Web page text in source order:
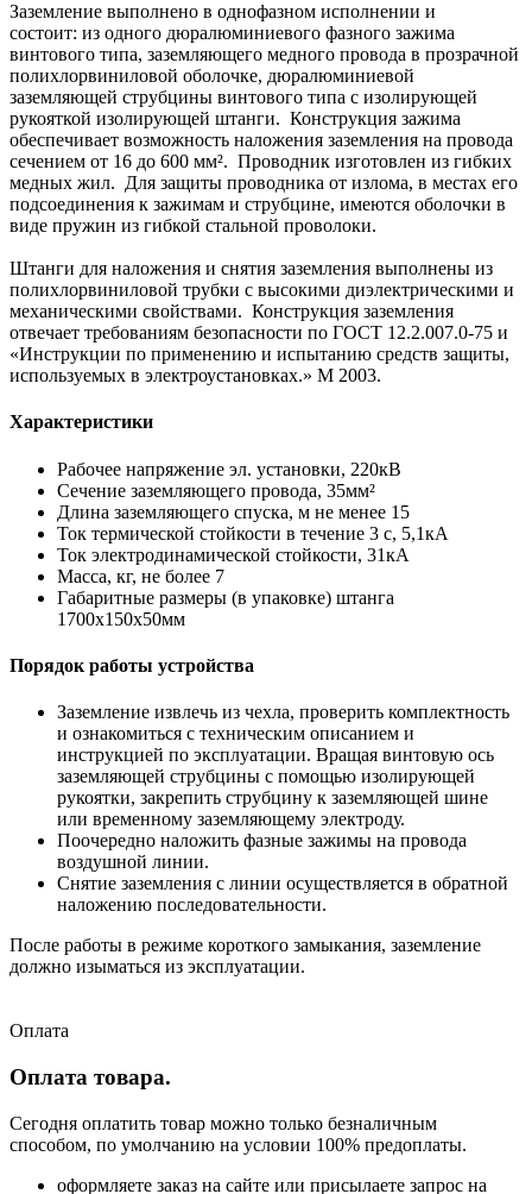
Заземление выполнено в однофазном исполнении и
состоит: из одного дюралюминиевого фазного зажима
винтового типа, заземляющего медного провода в прозрачной
полихлорвиниловой оболочке, дюралюминиевой
заземляющей струбцины винтового типа с изолирующей
рукояткой изолирующей штанги. Конструкция зажима
обеспечивает возможность наложения заземления на провода
сечением от 16 до 600 мм². Проводник изготовлен из гибких
медных жил. Для защиты проводника от излома, в местах его
подсоединения к зажимам и струбцине, имеются оболочки в
виде пружин из гибкой стальной проволоки.
Штанги для наложения и снятия заземления выполнены из
полихлорвиниловой трубки с высокими диэлектрическими и
механическими свойствами. Конструкция заземления
отвечает требованиям безопасности по ГОСТ 12.2.007.0-75 и
«Инструкции по применению и испытанию средств защиты,
используемых в электроустановках.» М 2003.
Характеристики
Рабочее напряжение эл. установки, 220кВ
Сечение заземляющего провода, 35мм²
Длина заземляющего спуска, м не менее 15
Ток термической стойкости в течение 3 с, 5,1кА
Ток электродинамической стойкости, 31кА
Масса, кг, не более 7
Габаритные размеры (в упаковке) штанга
1700x150х50мм
Порядок работы устройства
Заземление извлечь из чехла, проверить комплектность
и ознакомиться с техническим описанием и
инструкцией по эксплуатации. Вращая винтовую ось
заземляющей струбцины с помощью изолирующей
рукоятки, закрепить струбцину к заземляющей шине
или временному заземляющему электроду.
Поочередно наложить фазные зажимы на провода
воздушной линии.
Снятие заземления с линии осуществляется в обратной
наложению последовательности.
После работы в режиме короткого замыкания, заземление
должно изыматься из эксплуатации.
Оплата
Оплата товара.
Сегодня оплатить товар можно только безналичным
способом, по умолчанию на условии 100% предоплаты.
оформляете заказ на сайте или присылаете запрос на